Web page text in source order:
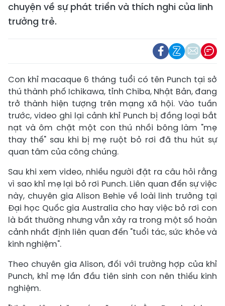
chuyện về sự phát triển và thích nghi của linh
trưởng trẻ.
Con khỉ macaque 6 tháng tuổi có tên Punch tại sở
thú thành phố Ichikawa, tỉnh Chiba, Nhật Bản, đang
trở thành hiện tượng trên mạng xã hội. Vào tuần
trước, video ghi lại cảnh khỉ Punch bị đồng loại bắt
nạt và ôm chặt một con thú nhồi bông làm "mẹ
thay thế" sau khi bị mẹ ruột bỏ rơi đã thu hút sự
quan tâm của công chúng.
Sau khi xem video, nhiều người đặt ra câu hỏi rằng
vì sao khỉ mẹ lại bỏ rơi Punch. Liên quan đến sự việc
này, chuyên gia Alison Behie về loài linh trưởng tại
Đại học Quốc gia Australia cho hay việc bỏ rơi con
là bất thường nhưng vẫn xảy ra trong một số hoàn
cảnh nhất định liên quan đến "tuổi tác, sức khỏe và
kinh nghiệm".
Theo chuyên gia Alison, đối với trường hợp của khỉ
Punch, khỉ mẹ lần đầu tiên sinh con nên thiếu kinh
nghiệm.